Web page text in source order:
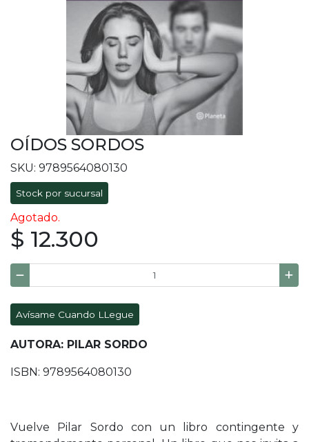
OÍDOS SORDOS
SKU: 9789564080130
Stock por sucursal
Agotado.
$ 12.300
Avísame Cuando LLegue
AUTORA: PILAR SORDO
ISBN: 9789564080130
Vuelve Pilar Sordo con un libro contingente y